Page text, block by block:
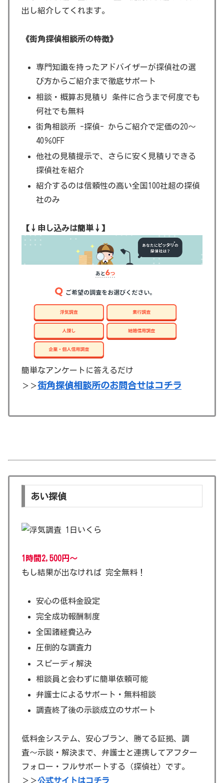
出し紹介してくれます。
《街角探偵相談所の特徴》
専門知識を持ったアドバイザーが探偵社の選
び方からご紹介まで徹底サポート
相談・概算お見積り 条件に合うまで何度でも
何社でも無料
街角相談所 -探偵- からご紹介で定価の20～
40％OFF
他社の見積提示で、さらに安く見積りできる
探偵社を紹介
紹介するのは信頼性の高い全国100社超の探偵
社のみ
【↓申し込みは簡単↓】
簡単なアンケートに答えるだけ
＞＞街角探偵相談所のお問合せはコチラ
あい探偵
1時間2,500円～
もし結果が出なければ 完全無料！
安心の低料金設定
完全成功報酬制度
全国諸経費込み
圧倒的な調査力
スピーディ解決
相談員と会わずに簡単依頼可能
弁護士によるサポート・無料相談
調査終了後の示談成立のサポート
低料金システム、安心プラン、勝てる証拠、調
査〜示談・解決まで、弁護士と連携してアフター
フォロー・フルサポートする（探偵社）です。
＞＞公式サイトはコチラ